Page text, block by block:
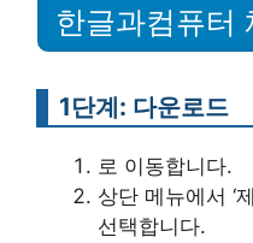
한글과컴퓨터
1단계: 다운로드
로 이동합니다.
상단 메뉴에서 ‘
선택합니다.